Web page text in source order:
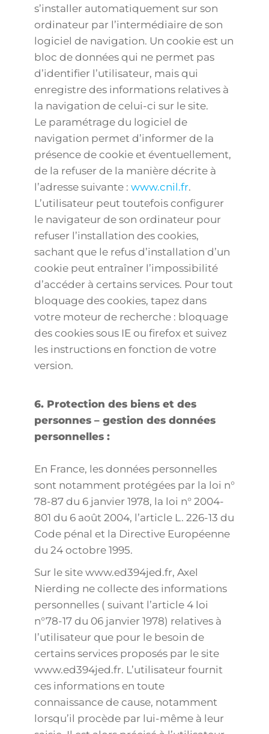
s’installer automatiquement sur son
ordinateur par l’intermédiaire de son
logiciel de navigation. Un cookie est un
bloc de données qui ne permet pas
d’identifier l’utilisateur, mais qui
enregistre des informations relatives à
la navigation de celui-ci sur le site.
Le paramétrage du logiciel de
navigation permet d’informer de la
présence de cookie et éventuellement,
de la refuser de la manière décrite à
l’adresse suivante : www.cnil.fr.
L’utilisateur peut toutefois configurer
le navigateur de son ordinateur pour
refuser l’installation des cookies,
sachant que le refus d’installation d’un
cookie peut entraîner l’impossibilité
d’accéder à certains services. Pour tout
bloquage des cookies, tapez dans
votre moteur de recherche : bloquage
des cookies sous IE ou firefox et suivez
les instructions en fonction de votre
version.
6. Protection des biens et des
personnes – gestion des données
personnelles :
En France, les données personnelles
sont notamment protégées par la loi n°
78-87 du 6 janvier 1978, la loi n° 2004-
801 du 6 août 2004, l’article L. 226-13 du
Code pénal et la Directive Européenne
du 24 octobre 1995.
Sur le site www.ed394jed.fr, Axel
Nierding ne collecte des informations
personnelles ( suivant l’article 4 loi
n°78-17 du 06 janvier 1978) relatives à
l’utilisateur que pour le besoin de
certains services proposés par le site
www.ed394jed.fr. L’utilisateur fournit
ces informations en toute
connaissance de cause, notamment
lorsqu’il procède par lui-même à leur